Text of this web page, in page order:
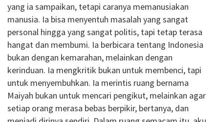
yang ia sampaikan, tetapi caranya memanusiakan
manusia. Ia bisa menyentuh masalah yang sangat
personal hingga yang sangat politis, tapi tetap terasa
hangat dan membumi. Ia berbicara tentang Indonesia
bukan dengan kemarahan, melainkan dengan
kerinduan. Ia mengkritik bukan untuk membenci, tapi
untuk menyembuhkan. Ia merintis ruang bernama
Maiyah bukan untuk mencari pengikut, melainkan agar
setiap orang merasa bebas berpikir, bertanya, dan